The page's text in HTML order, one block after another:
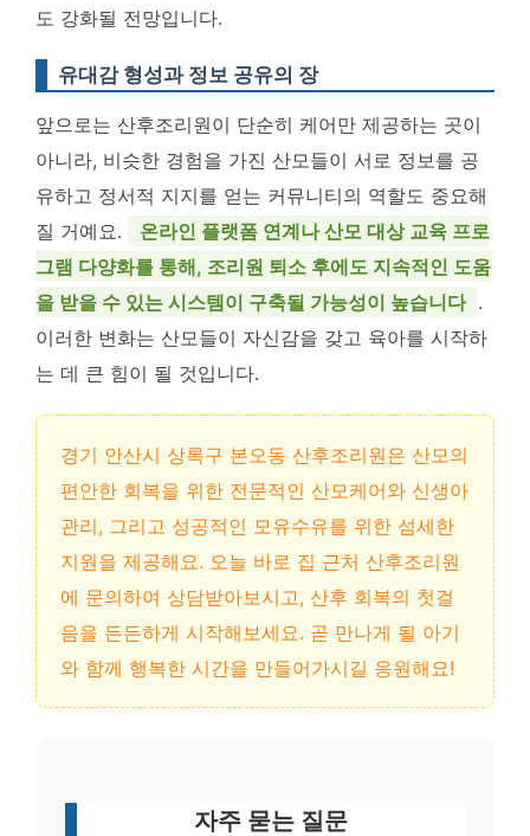
도 강화될 전망입니다.
유대감 형성과 정보 공유의 장
앞으로는 산후조리원이 단순히 케어만 제공하는 곳이
아니라, 비슷한 경험을 가진 산모들이 서로 정보를 공
유하고 정서적 지지를 얻는 커뮤니티의 역할도 중요해
질 거예요.
온라인 플랫폼 연계나 산모 대상 교육 프로
그램 다양화를 통해, 조리원 퇴소 후에도 지속적인 도움
을 받을 수 있는 시스템이 구축될 가능성이 높습니다 .
이러한 변화는 산모들이 자신감을 갖고 육아를 시작하
는 데 큰 힘이 될 것입니다.
경기 안산시 상록구 본오동 산후조리원은 산모의
편안한 회복을 위한 전문적인 산모케어와 신생아
관리, 그리고 성공적인 모유수유를 위한 섬세한
지원을 제공해요. 오늘 바로 집 근처 산후조리원
에 문의하여 상담받아보시고, 산후 회복의 첫걸
음을 든든하게 시작해보세요. 곧 만나게 될 아기
와 함께 행복한 시간을 만들어가시길 응원해요!
자주 묻는 질문